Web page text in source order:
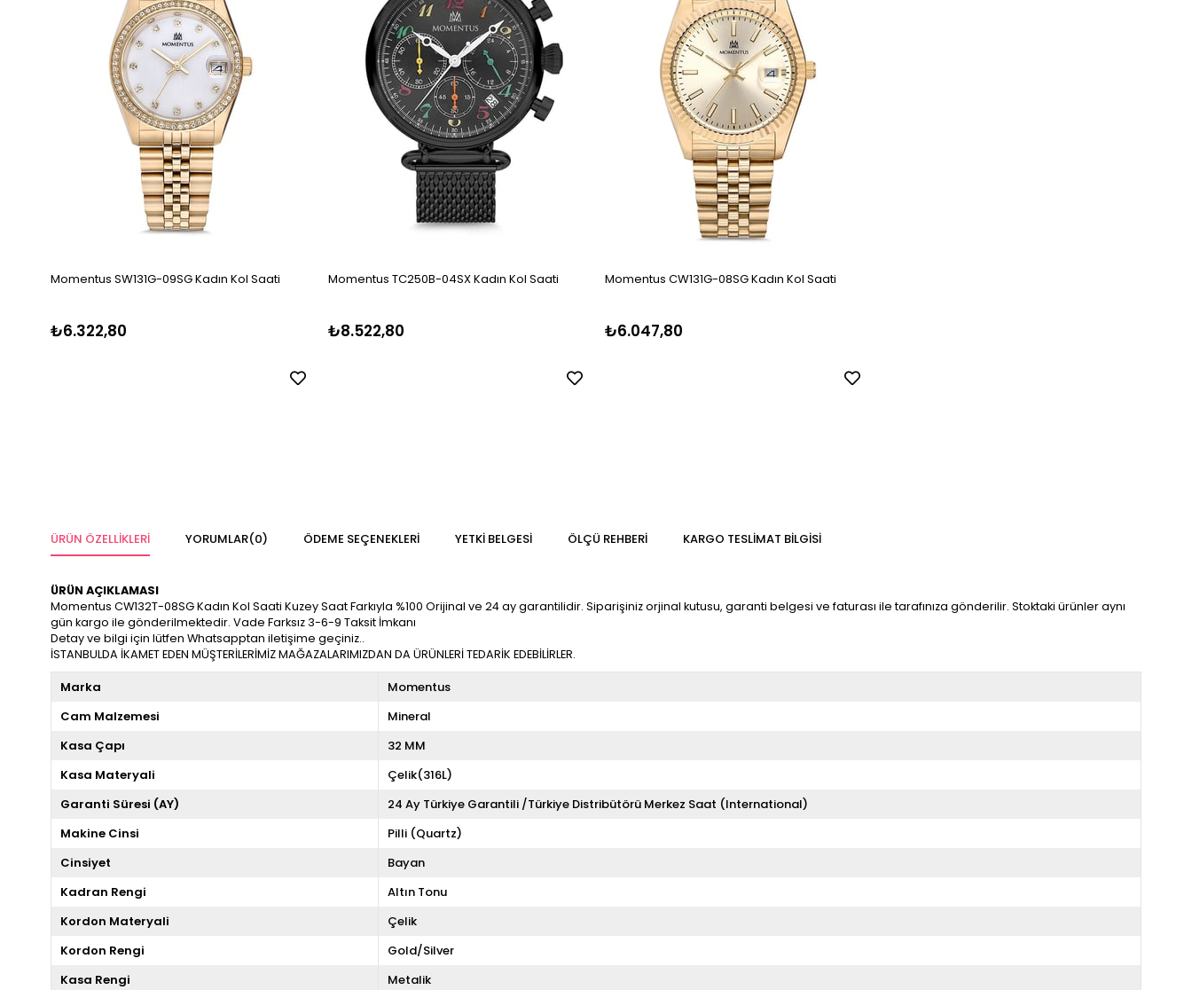
Momentus SW131G-09SG Kadın Kol Saati
₺6.322,80
Momentus TC250B-04SX Kadın Kol Saati
₺8.522,80
Momentus CW131G-08SG Kadın Kol Saati
₺6.047,80
ÜRÜN ÖZELLIKLERI YORUMLAR(0) ÖDEME SEÇENEKLERI YETKİ BELGESİ ÖLÇÜ REHBERI KARGO TESLIMAT BILGISI
ÜRÜN AÇIKLAMASI
Momentus CW132T-08SG Kadın Kol Saati Kuzey Saat Farkıyla %100 Orijinal ve 24 ay garantilidir. Siparişiniz orjinal kutusu, garanti belgesi ve faturası ile tarafınıza gönderilir. Stoktaki ürünler aynı
gün kargo ile gönderilmektedir. Vade Farksız 3-6-9 Taksit İmkanı
Detay ve bilgi için lütfen Whatsapptan iletişime geçiniz..
İSTANBULDA İKAMET EDEN MÜŞTERİLERİMİZ MAĞAZALARIMIZDAN DA ÜRÜNLERİ TEDARİK EDEBİLİRLER.
Marka
Momentus
Cam Malzemesi
Mineral
Kasa Çapı
32 MM
Kasa Materyali
Çelik(316L)
Garanti Süresi (AY)
24 Ay Türkiye Garantili /Türkiye Distribütörü Merkez Saat (International)
Makine Cinsi
Pilli (Quartz)
Cinsiyet
Bayan
Kadran Rengi
Altın Tonu
Kordon Materyali
Çelik
Kordon Rengi
Gold/Silver
Kasa Rengi
Metalik